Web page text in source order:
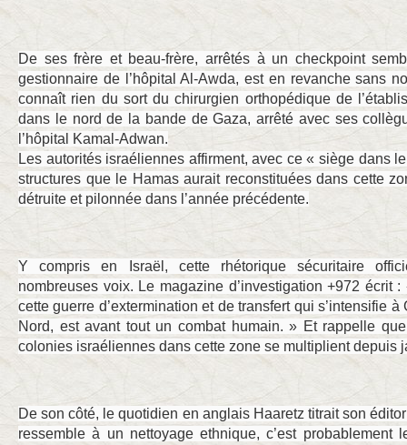
De ses frère et beau-frère, arrêtés à un checkpoint
gestionnaire de l’hôpital Al-Awda, est en revanche sans
connaît rien du sort du chirurgien orthopédique de
dans le nord de la bande de Gaza, arrêté avec ses
l’hôpital Kamal-Adwan.
Les autorités israéliennes affirment, avec ce « siège dans
structures que le Hamas aurait reconstituées dans cette
détruite et pilonnée dans l’année précédente.
Y compris en Israël, cette rhétorique sécuritaire
nombreuses voix. Le magazine d’investigation +972 écrit
cette guerre d’extermination et de transfert qui s’intensifie
Nord, est avant tout un combat humain. » Et rappelle
colonies israéliennes dans cette zone se multiplient depuis
De son côté, le quotidien en anglais Haaretz titrait son
ressemble à un nettoyage ethnique, c’est probablement